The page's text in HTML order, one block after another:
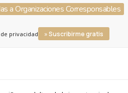
a Organizaciones Corresponsables
privacidad » Suscribirme gratis